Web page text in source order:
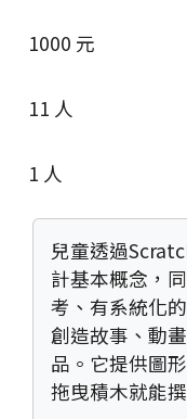
1000 元
11 人
1 人
兒童透過
計基本概念，
考、有系統化
創造故事、動
品。它提供圖
拖曳積木就能